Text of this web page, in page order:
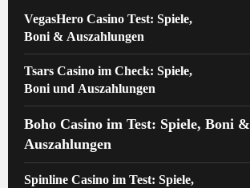
VegasHero Casino Test: Spiele,
Boni & Auszahlungen
Tsars Casino im Check: Spiele,
Boni und Auszahlungen
Boho Casino im Test: Spiele, Boni &
Auszahlungen
Spinline Casino im Test: Spiele,